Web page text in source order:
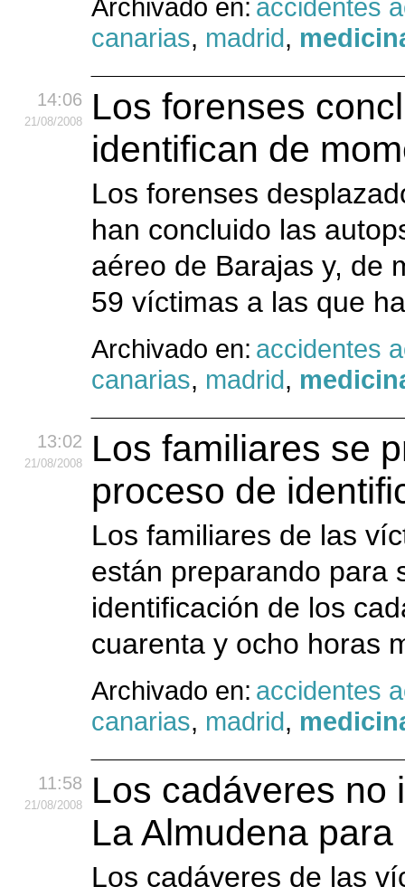
Archivado en: accidentes
canarias, madrid,
14:06
21/08/2008
Los forenses
identifican de
Los forenses
han concluido las
aéreo de Barajas y, de
59 víctimas a las que
Archivado en: accidentes
canarias, madrid,
13:02
21/08/2008
Los familiares se
proceso de
Los familiares de las
están preparando para
identificación de los
cuarenta y ocho horas
Archivado en: accidentes
canarias, madrid,
11:58
21/08/2008
Los cadáveres no
La Almudena
Los cadáveres de las